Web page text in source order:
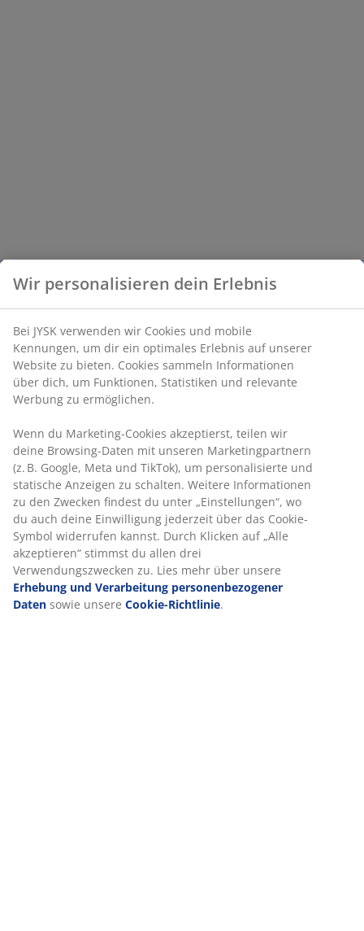
Wir personalisieren dein Erlebnis
Bei JYSK verwenden wir Cookies und mobile
Kennungen, um dir ein optimales Erlebnis auf unserer
Website zu bieten. Cookies sammeln Informationen
über dich, um Funktionen, Statistiken und relevante
Werbung zu ermöglichen.
Wenn du Marketing-Cookies akzeptierst, teilen wir
deine Browsing-Daten mit unseren Marketingpartnern
(z. B. Google, Meta und TikTok), um personalisierte und
statische Anzeigen zu schalten. Weitere Informationen
zu den Zwecken findest du unter „Einstellungen“, wo
du auch deine Einwilligung jederzeit über das Cookie-
Symbol widerrufen kannst. Durch Klicken auf „Alle
akzeptieren“ stimmst du allen drei
Verwendungszwecken zu. Lies mehr über unsere
Erhebung und Verarbeitung personenbezogener
Daten sowie unsere Cookie-Richtlinie.